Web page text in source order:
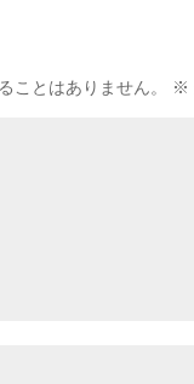
ことはありません。 ※